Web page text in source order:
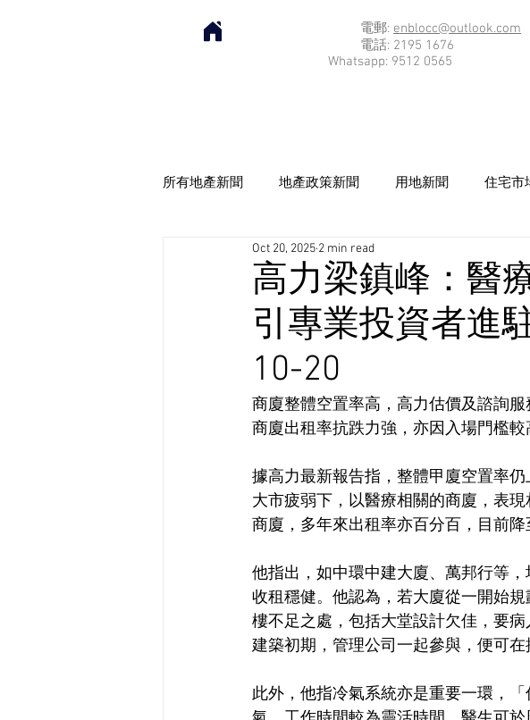
電郵: enblocc@outlook.com
電話: 2195 1676
Whatsapp: 9512 0565
所有地產新聞 地產政策新聞 用地新聞 住宅市
高力梁鎮峰：醫
引專業投資者進
10-20
Oct 20, 2025 2 min read
商廈整體空置率高，高力估價及諮詢
商廈出租率抗跌力強，亦因入場門檻較
據高力最新報告指，整體甲廈空置率
大市疲弱下，以醫療相關的商廈，表
商廈，多年來出租率亦百分百，目前降
他指出，如中環中建大廈、萬邦行等
收租穩健。他認為，若大廈從一開始
樓不足之處，包括大堂設計欠佳，要
建築初期，管理公司一起參與，便可
此外，他指冷氣系統亦是重要一環，